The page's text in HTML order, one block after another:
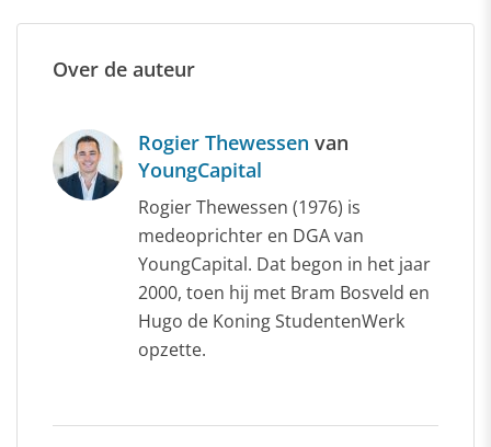
Over de auteur
Rogier Thewessen van
YoungCapital
Rogier Thewessen (1976) is
medeoprichter en DGA van
YoungCapital. Dat begon in het jaar
2000, toen hij met Bram Bosveld en
Hugo de Koning StudentenWerk
opzette.